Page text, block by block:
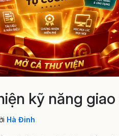
kỹ năng
Hà Đinh